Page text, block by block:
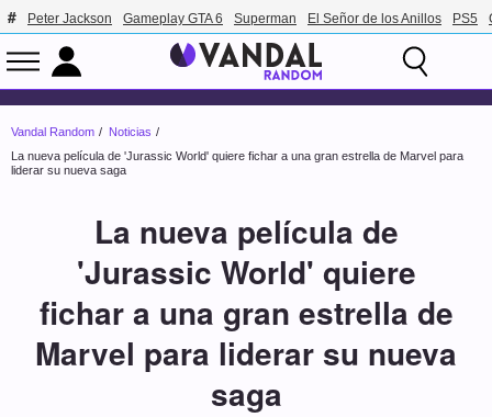
Peter Jackson Gameplay GTA 6 Superman El Señor de los Anillos PS5
Vandal Random
Noticias
La nueva película de 'Jurassic World' quiere fichar a una gran estrella de Marvel para
liderar su nueva saga
La nueva película de
'Jurassic World' quiere
fichar a una gran estrella de
Marvel para liderar su nueva
saga